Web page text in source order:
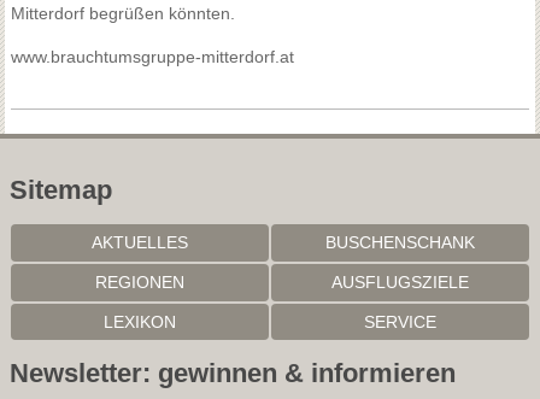
Mitterdorf begrüßen könnten.
www.brauchtumsgruppe-mitterdorf.at
Sitemap
AKTUELLES BUSCHENSCHANK
REGIONEN AUSFLUGSZIELE
LEXIKON SERVICE
Newsletter: gewinnen & informieren